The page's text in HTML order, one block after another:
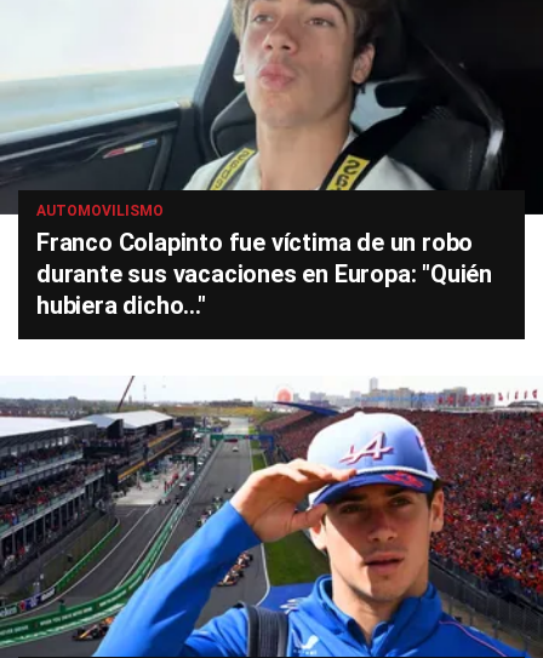
AUTOMOVILISMO
Franco Colapinto fue víctima de un robo
durante sus vacaciones en Europa: "Quién
hubiera dicho..."